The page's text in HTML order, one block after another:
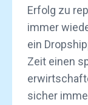
Erfolg zu
immer
ein
Zeit einen
sicher